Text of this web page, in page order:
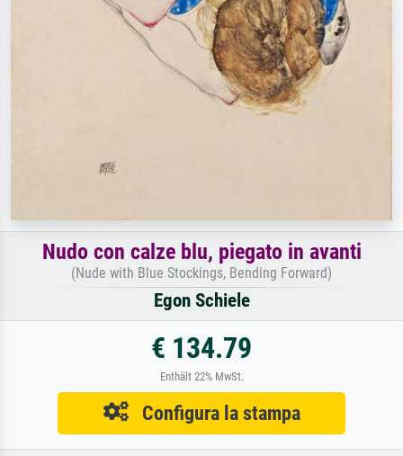
Nudo con calze blu, piegato in avanti
(Nude with Blue Stockings, Bending Forward)
Egon Schiele
€ 134.79
Enthält 22% MwSt.
Configura la stampa